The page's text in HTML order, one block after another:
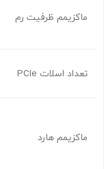
ماکزیمم ظرفیت رم
تعداد اسلات PCIe
ماکزیمم هارد